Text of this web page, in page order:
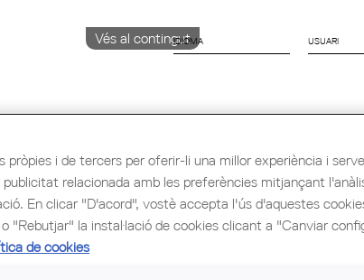
Vés al contingut
IDIOMA
Español
Cultura Congrés Mundial
pròpies i de tercers per oferir-li una millor experiència i
relacionada amb les preferències mitjançant
En clicar "D'acord", vostè accepta l'ús d'aquestes
"Rebutjar" la instal·lació de cookies clicant a "Canviar
de cookies